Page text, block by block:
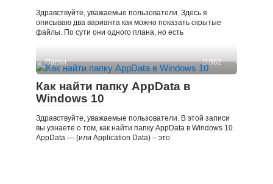
Здравствуйте, уважаемые пользователи. Здесь я
описываю два варианта как можно показать скрытые
файлы. По сути они одного плана, но есть
Папки 862
Как найти папку AppData в
Windows 10
Здравствуйте, уважаемые пользователи. В этой записи
вы узнаете о том, как найти папку AppData в Windows 10.
AppData — (или Application Data) – это